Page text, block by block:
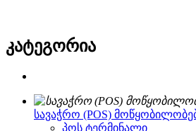
კატეგორია
სავაჭრო (POS)
პოს ტერმინალი